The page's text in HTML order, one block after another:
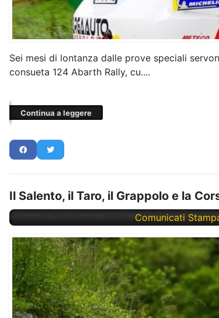
Sei mesi di lontanza dalle prove speciali
consueta 124 Abarth Rally, cu....
Continua a leggere
Il Salento, il Taro, il Grappolo e la
Venerdì, 24 Maggio 2024 Comunicati